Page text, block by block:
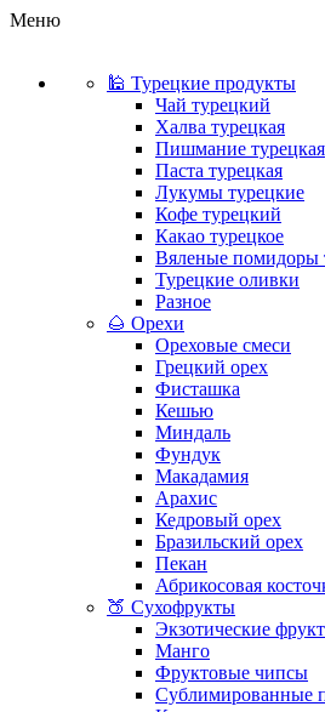
Меню
🕌 Турецкие продукты
Чай турецкий
Халва турецкая
Пишмание турецкая
Паста турецкая
Лукумы турецкие
Кофе турецкий
Какао турецкое
Вяленые помидоры
Турецкие оливки
Разное
🌰 Орехи
Ореховые смеси
Грецкий орех
Фисташка
Кешью
Миндаль
Фундук
Макадамия
Арахис
Кедровый орех
Бразильский орех
Пекан
Абрикосовая
🍑 Сухофрукты
Экзотические
Манго
Фруктовые чипсы
Сублимированные